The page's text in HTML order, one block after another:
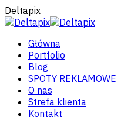
Deltapix
Główna
Portfolio
Blog
SPOTY REKLAMOWE
O nas
Strefa klienta
Kontakt